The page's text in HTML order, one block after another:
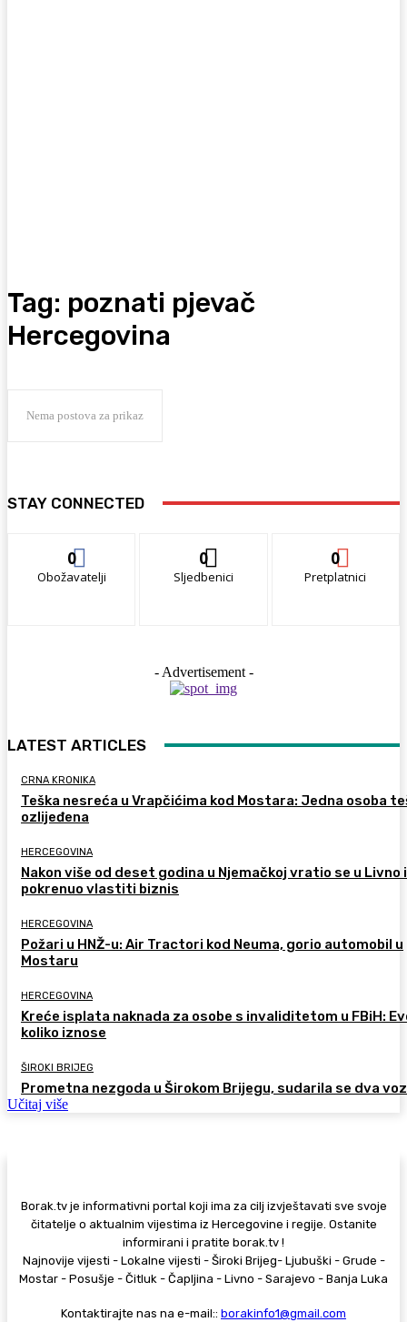
Tag: poznati pjevač
Hercegovina
Nema postova za prikaz
STAY CONNECTED
0
Obožavatelji
0
Sljedbenici
0
Pretplatnici
- Advertisement -
LATEST ARTICLES
CRNA KRONIKA
Teška nesreća u Vrapčićima kod Mostara: Jedna osoba
ozlijeđena
HERCEGOVINA
Nakon više od deset godina u Njemačkoj vratio se u Livno i
pokrenuo vlastiti biznis
HERCEGOVINA
Požari u HNŽ-u: Air Tractori kod Neuma, gorio automobil u
Mostaru
HERCEGOVINA
Kreće isplata naknada za osobe s invaliditetom u FBiH:
koliko iznose
ŠIROKI BRIJEG
Prometna nezgoda u Širokom Brijegu, sudarila se dva
Učitaj više
Borak.tv je informativni portal koji ima za cilj izvještavati sve svoje
čitatelje o aktualnim vijestima iz Hercegovine i regije. Ostanite
informirani i pratite borak.tv !
Najnovije vijesti - Lokalne vijesti - Široki Brijeg- Ljubuški - Grude -
Mostar - Posušje - Čitluk - Čapljina - Livno - Sarajevo - Banja Luka
Kontaktirajte nas na e-mail:: borakinfo1@gmail.com